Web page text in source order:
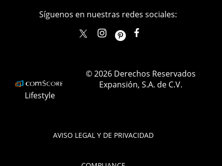
AVISO LEGAL Y DE PRIVACIDAD
Síguenos en nuestras redes sociales:
elle_mexicoellemexico
Lifestyle
© 2026 Derechos Reservados
Expansión, S.A. de C.V.